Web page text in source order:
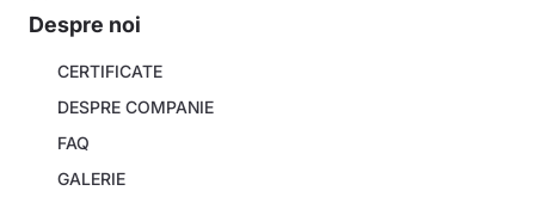
Despre noi
About
company
CERTIFICATE
DESPRE COMPANIE
FAQ
GALERIE